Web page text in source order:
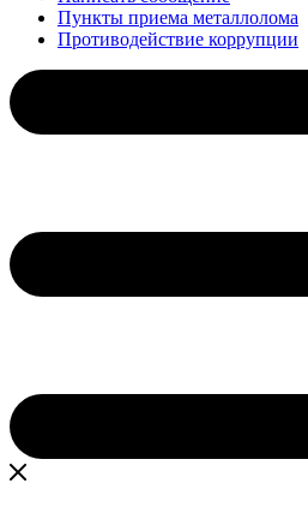
Пункты приема металлолома
Противодействие коррупции